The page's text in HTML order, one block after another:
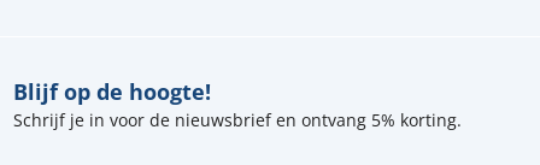
Blijf op de hoogte!
Schrijf je in voor de nieuwsbrief en ontvang 5% korting.